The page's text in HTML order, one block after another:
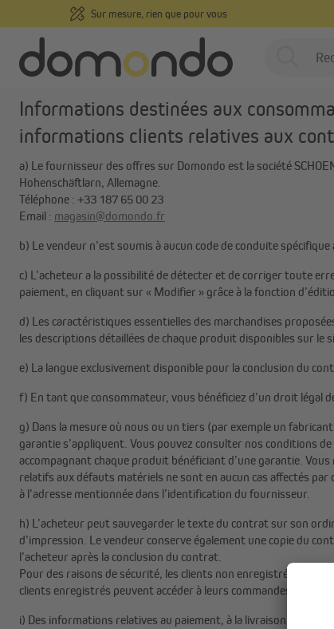
Passer à la navigation principale
Sur mesure, rien que pour vous
Maison connectée et
motorisation
Fabrication sur mesure
personnalisée
Échantillons gratuits
Informations obligatoires
Informations destinées aux
informations clients relatives aux
a) Le fournisseur des offres sur Domondo est la société
Hohenschäftlarn, Allemagne.
Téléphone : +33 187 65 00 23
Email : magasin@domondo.fr
b) Le vendeur n’est soumis à aucun code de conduite
c) L’acheteur a la possibilité de détecter et de corriger toute
paiement, en cliquant sur « Modifier » grâce à la fonction
d) Les caractéristiques essentielles des marchandises
les descriptions détaillées de chaque produit disponibles sur le
e) La langue exclusivement disponible pour la conclusion du
f) En tant que consommateur, vous bénéficiez d’un droit légal
g) Dans la mesure où nous ou un tiers (par exemple un
garantie s’appliquent. Vous pouvez consulter nos conditions
accompagnant chaque produit bénéficiant d’une garantie.
relatifs aux défauts matériels ne sont en aucun cas affectés
à l’adresse mentionnée dans l’identification du fournisseur.
h) L’acheteur peut sauvegarder le texte du contrat sur son
d’impression. Le vendeur conserve également une copie du
l’acheteur après la conclusion du contrat.
Pour des raisons de sécurité, les clients non enregistrés ne
clients enregistrés peuvent accéder à leurs commandes
i) Des informations relatives au paiement, à la livraison et à